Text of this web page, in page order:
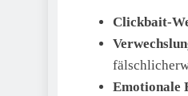
Clickbait-
Emotionale